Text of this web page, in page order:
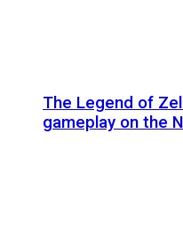
The Legend of
gameplay on the